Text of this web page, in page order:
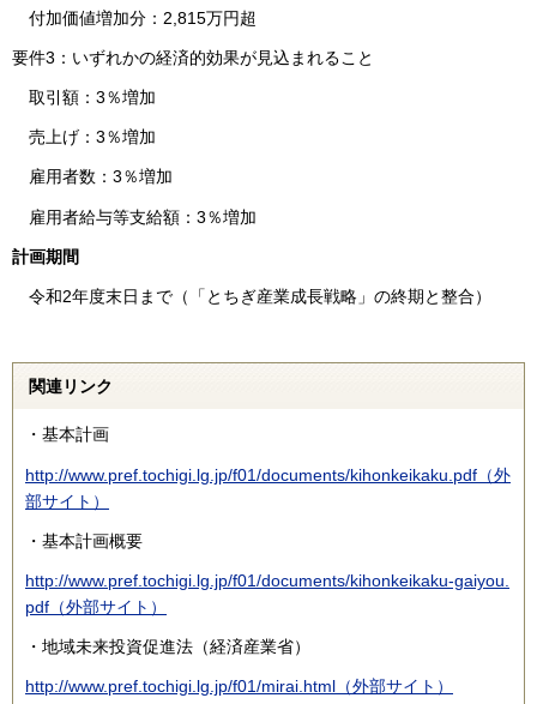
付加価値増加分：2,815万円超
要件3：いずれかの経済的効果が見込まれること
取引額：3％増加
売上げ：3％増加
雇用者数：3％増加
雇用者給与等支給額：3％増加
計画期間
令和2年度末日まで（「とちぎ産業成長戦略」の終期と整合）
関連リンク
・基本計画
http://www.pref.tochigi.lg.jp/f01/documents/kihonkeikaku.pdf（外
部サイト）
・基本計画概要
http://www.pref.tochigi.lg.jp/f01/documents/kihonkeikaku-gaiyou.
pdf（外部サイト）
・地域未来投資促進法（経済産業省）
http://www.pref.tochigi.lg.jp/f01/mirai.html（外部サイト）